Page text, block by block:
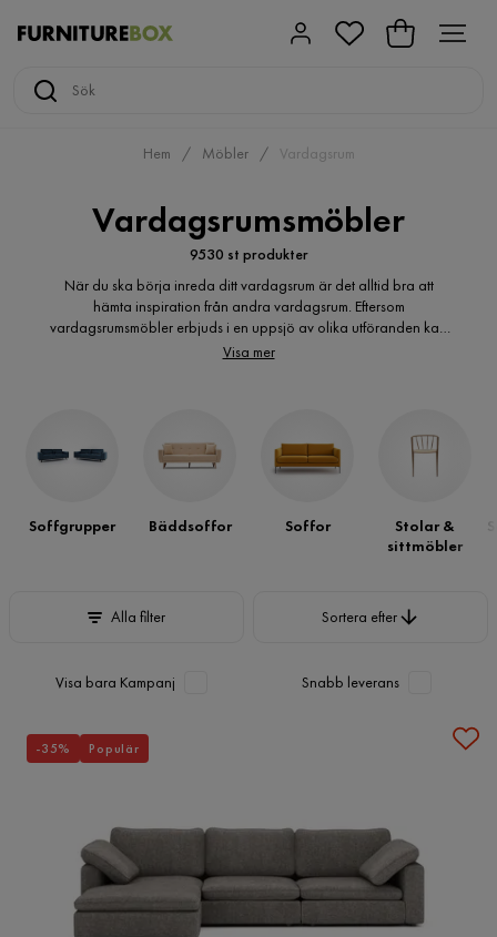
Hem Möbler Vardagsrum
Vardagsrumsmöbler
9530 st produkter
När du ska börja inreda ditt vardagsrum är det alltid bra att
hämta inspiration från andra vardagsrum. Eftersom
vardagsrumsmöbler erbjuds i en uppsjö av olika utföranden kan
det ibland kännas svårt att veta var du ska börja. Hos oss på
Visa mer
Soffgrupper Bäddsoffor Soffor
Stolar &
sittmöbler
Alla filter Sortera efter
Visa bara Kampanj Snabb leverans
-35% Populär